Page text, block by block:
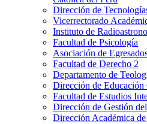
Dirección de
Vicerrectorado
Instituto de
Facultad de Psicología
Asociación de
Facultad de Derecho 2
Departamento de
Dirección de
Facultad de Estudios
Dirección de Gestión
Dirección Académica